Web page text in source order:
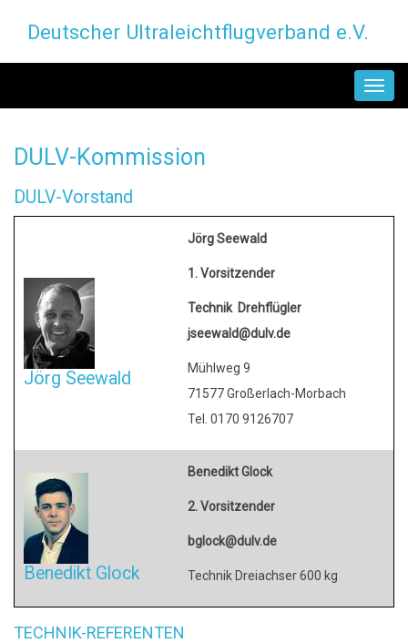
Inhalt
Deutscher Ultraleichtflugverband e.V.
DULV-Kommission
DULV-Vorstand
Jörg Seewald
Jörg Seewald
1. Vorsitzender
Technik Drehflügler
jseewald@dulv.de
Mühlweg 9
71577 Großerlach-Morbach
Tel. 0170 9126707
Benedikt Glock
Benedikt Glock
2. Vorsitzender
bglock@dulv.de
Technik Dreiachser 600 kg
TECHNIK-REFERENTEN